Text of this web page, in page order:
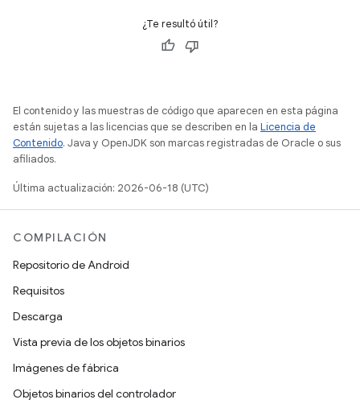
¿Te resultó útil?
El contenido y las muestras de código que aparecen en esta página
están sujetas a las licencias que se describen en la Licencia de
Contenido. Java y OpenJDK son marcas registradas de Oracle o sus
afiliados.
Última actualización: 2026-06-18 (UTC)
COMPILACIÓN
Repositorio de Android
Requisitos
Descarga
Vista previa de los objetos binarios
Imágenes de fábrica
Objetos binarios del controlador